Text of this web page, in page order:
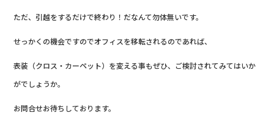
ただ、引越をするだけで終わり！だなんて勿体無いです。
せっかくの機会ですのでオフィスを移転されるのであれば、
表装（クロス・カーペット）を変える事もぜひ、ご検討されてみてはいか
がでしょうか。
お問合せお待ちしております。